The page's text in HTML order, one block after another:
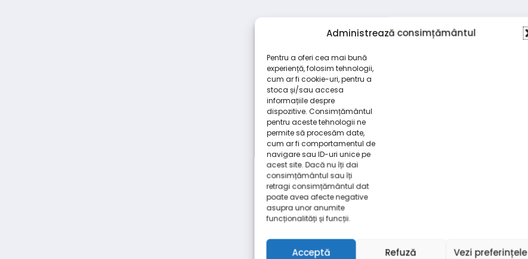
Administrează consimțământul
Pentru a oferi cea mai bună
experiență, folosim tehnologii,
cum ar fi cookie-uri, pentru a
stoca și/sau accesa
informațiile despre
dispozitive. Consimțământul
pentru aceste tehnologii ne
permite să procesăm date,
cum ar fi comportamentul de
navigare sau ID-uri unice pe
acest site. Dacă nu îți dai
consimțământul sau îți
retragi consimțământul dat
poate avea afecte negative
asupra unor anumite
funcționalități și funcții.
Acceptă Refuză Vezi preferințele